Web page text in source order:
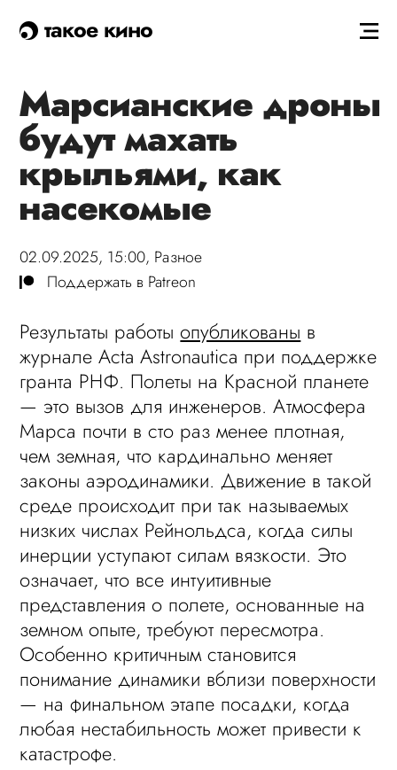
такое кино
Марсианские дроны
будут махать
крыльями, как
насекомые
02.09.2025, 15:00, Разное
Поддержать в Patreon
Результаты работы опубликованы в
журнале Acta Astronautica при поддержке
гранта РНФ. Полеты на Красной планете
— это вызов для инженеров. Атмосфера
Марса почти в сто раз менее плотная,
чем земная, что кардинально меняет
законы аэродинамики. Движение в такой
среде происходит при так называемых
низких числах Рейнольдса, когда силы
инерции уступают силам вязкости. Это
означает, что все интуитивные
представления о полете, основанные на
земном опыте, требуют пересмотра.
Особенно критичным становится
понимание динамики вблизи поверхности
— на финальном этапе посадки, когда
любая нестабильность может привести к
катастрофе.